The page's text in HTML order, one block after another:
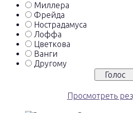
Миллера
Фрейда
Нострадамуса
Лоффа
Цветкова
Ванги
Другому
Просмотреть